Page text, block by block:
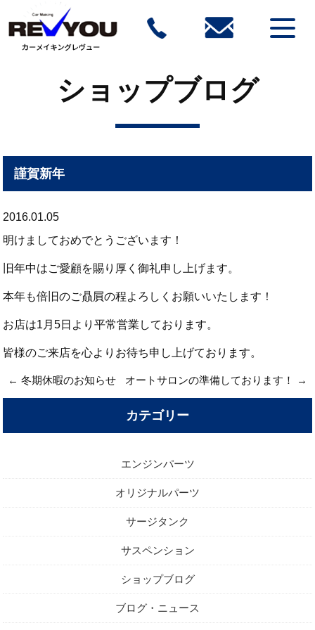
ショップブログ
謹賀新年
2016.01.05
明けましておめでとうございます！
旧年中はご愛顧を賜り厚く御礼申し上げます。
本年も倍旧のご贔屓の程よろしくお願いいたします！
お店は1月5日より平常営業しております。
皆様のご来店を心よりお待ち申し上げております。
← 冬期休暇のお知らせ オートサロンの準備しております！ →
カテゴリー
エンジンパーツ
オリジナルパーツ
サージタンク
サスペンション
ショップブログ
ブログ・ニュース